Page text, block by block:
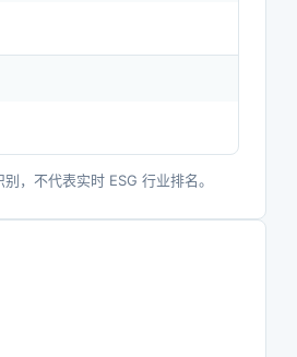
营品质、服务体验、社会责任
项。
，不代表实时 ESG 行业排名。